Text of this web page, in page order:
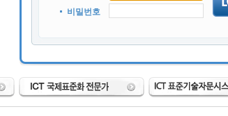
비밀번호